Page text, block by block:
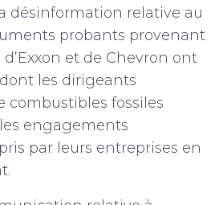
désinformation relative au
probants provenant
d’Exxon et de Chevron ont
les dirigeants
combustibles fossiles
engagements
par leurs entreprises en